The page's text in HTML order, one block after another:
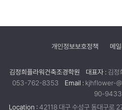
개인정보보호정책 메
김정희플라워건축조경학원 대표자 : 김정
053-762-8353
Email : kjhflower-
90-
Location :42118 대구 수성구 동대구로